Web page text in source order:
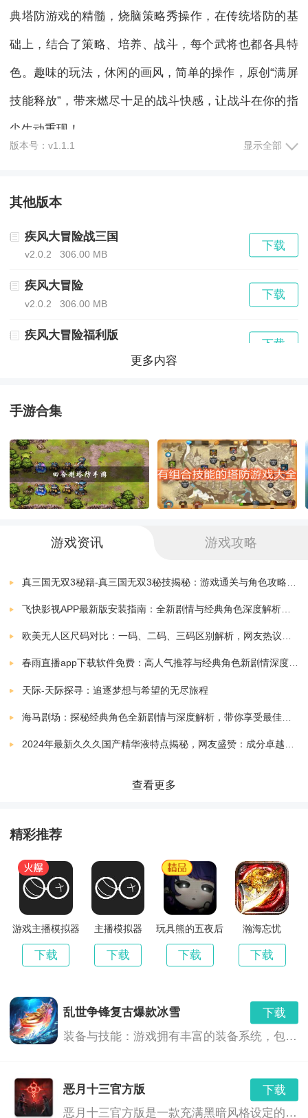
典塔防游戏的精髓，烧脑策略秀操作，在传统塔防的基
础上，结合了策略、培养、战斗，每个武将也都各具特
色。趣味的玩法，休闲的画风，简单的操作，原创“满屏
技能释放”，带来燃尽十足的战斗快感，让战斗在你的指
尖生动重现！
须下墓。
2、匪夷所思的剧情，沉睡千万年的墓主人还想复活，对
1、古老的机关考验玩家的智慧和奇门遁甲之术。
2、秘密传说露出一个角，更大的阴谋来自地下，组队探
版本号：v1.1.1 显示全部
其他版本
疾风大冒险战三国
v2.0.2 306.00 MB
下载
疾风大冒险
v2.0.2 306.00 MB
下载
疾风大冒险福利版
251.30 MB
下载
v1.0 2.00 MB
v1.0.0 10.04 MB
下载
疾风大冒险(全新买断时装版)
v1.1.1 6.60 MB
下载
6.50 MB
疾风大冒险（BT代充券直充）
下载
疾风大师
下载
v1.1.1 9.70 MB
v1.1.1 24.93 MB
下载
疾风大冒险(送UR5万真充)
疾风大冒险-送UR5万真充
疾风大冒险（返利服）
v1.1.1 49.57 MB
下载
疾风大冒险三国策略
版本：v1.7.3 513.51 MB
下载
更多内容
手游合集
游戏资讯 游戏攻略
飞快影视APP最新版安装指南：全新剧情与经典角色深度解析，带你体验极致观影快感
欧美无人区尺码对比：一码、二码、三码区别解析，网友热议：选择更精准，购物无忧！
春雨直播app下载软件免费：高人气推荐与经典角色新剧情深度解析指南
天际-天际探寻：追逐梦想与希望的无尽旅程
查看更多
精彩推荐
游戏主播模拟器
下载
主播模拟器
下载
玩具熊的五夜后
下载
瀚海忘忧
下载
乱世争锋复古爆款冰雪
下载
装备与技能：游戏拥有丰富的装备系统，包括冰属性的武器和装备，提供了玩家更多策略选择。玩家可以通过战斗、任务和活动获得装备，也可以通过升级技能和提升角色属性来增强战斗力。
恶月十三官方版
下载
恶月十三官方版是一款充满黑暗风格设定的幻想世界背景下的角色扮演游戏。在这个充满神秘和危险的世界中，玩家将扮演一位勇敢的冒险者，通过探索、战斗和决策，揭开隐藏在恶月十三背后的深层次秘密。